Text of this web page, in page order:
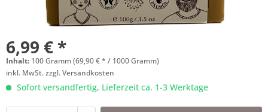
6,99 € *
Inhalt: 100 Gramm (69,90 € * / 1000 Gramm)
inkl. MwSt.zzgl. Versandkosten
Sofort versandfertig, Lieferzeit ca. 1-3 Werktage